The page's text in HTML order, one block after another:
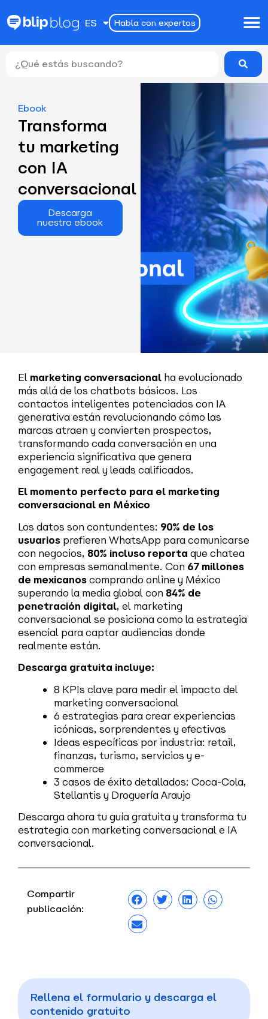
ES
PT
Habla con expertos
Ebook
Transforma
tu marketing
con IA
conversacional
Descarga
nuestro ebook
Elmarketing conversacional ha evolucionado
más allá de los chatbots básicos. Los
contactos inteligentes potenciados con IA
generativa están revolucionando cómo las
marcas atraen y convierten prospectos,
transformando cada conversación en una
experiencia significativa que genera
engagement real y leads calificados.
El momento perfecto para el marketing
conversacional en México
Los datos son contundentes: 90% de los
usuarios prefieren WhatsApp para comunicarse
con negocios, 80% incluso reportaque chatea
con empresas semanalmente. Con 67 millones
de mexicanoscomprando online y México
superando la media global con 84% de
penetración digital, el marketing
conversacional se posiciona como la estrategia
esencial para captar audiencias donde
realmente están.
Descarga gratuita incluye:
8 KPIs clave para medir el impacto del
marketing conversacional
6 estrategias para crear experiencias
icónicas, sorprendentes y efectivas
Ideas específicas por industria: retail,
finanzas, turismo, servicios y e-
commerce
3 casos de éxito detallados: Coca-Cola,
Stellantis y Droguería Araujo
Descarga ahora tu guía gratuita y transforma tu
estrategia con marketing conversacional e IA
conversacional.
Compartir
publicación:
Rellena el formulario y descarga el
contenido gratuito